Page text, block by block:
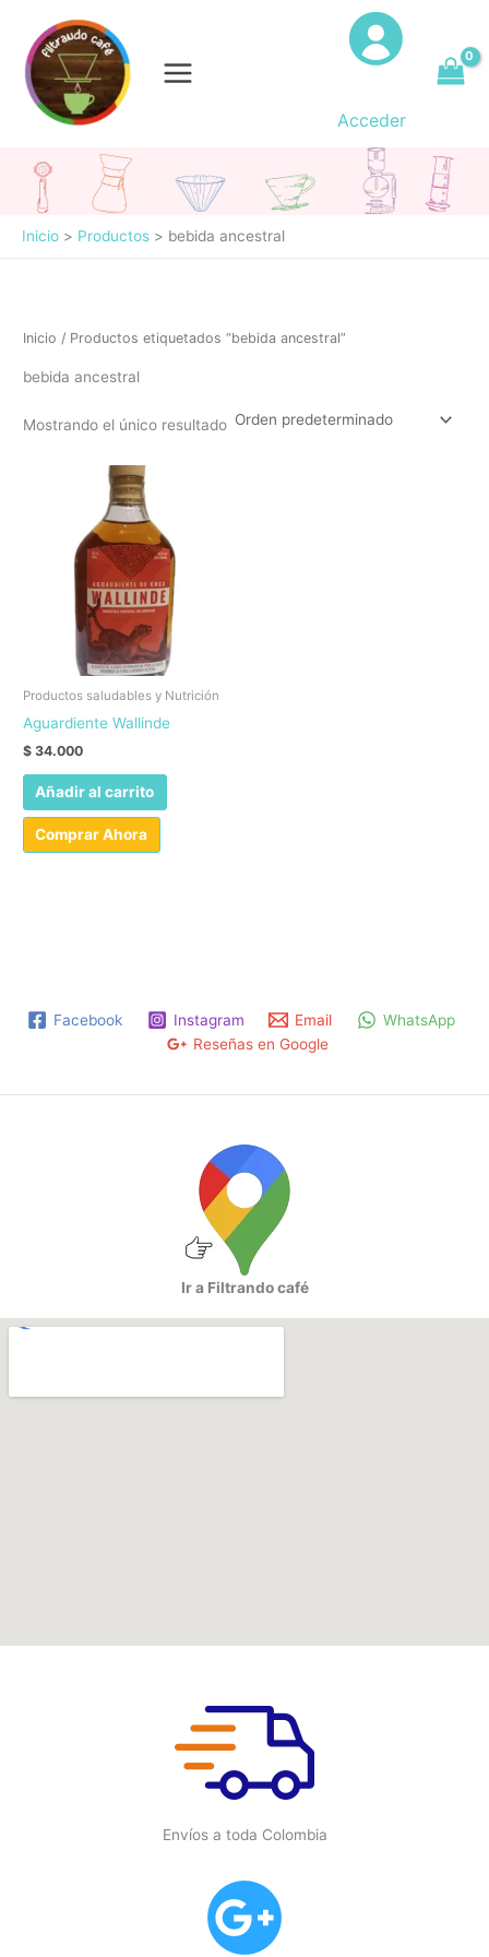
contenido
Acceder
Inicio Productos bebida ancestral
Inicio / Productos etiquetados “bebida ancestral”
bebida ancestral
Mostrando el único resultado
Productos saludables y Nutrición
Aguardiente Wallinde
$ 34.000
Añadir al carrito
Comprar Ahora
Facebook Instagram Email
WhatsApp
Reseñas en Google
Ir a Filtrando café
Envíos a toda Colombia